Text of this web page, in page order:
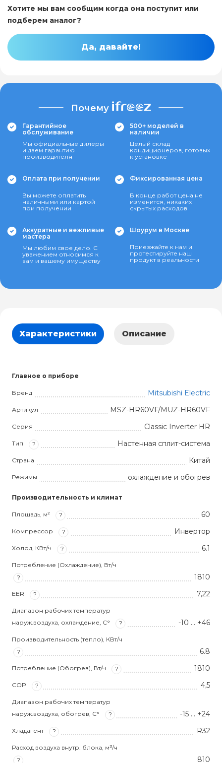
Хотите мы вам сообщим когда она поступит или
подберем аналог?
Да, давайте!
Почему
Гарантийное
обслуживание
Мы официальные дилеры
и даем гарантию
производителя
500+ моделей в
наличии
Целый склад
кондиционеров, готовых
к установке
Оплата при получении
Вы можете оплатить
наличными или картой
при получении
Фиксированная цена
В конце работ цена не
изменится, никаких
скрытых расходов
Аккуратные и вежливые
мастера
Мы любим свое дело. С
уважением относимся к
вам и вашему имуществу
Шоурум в Москве
Приезжайте к нам и
протестируйте наш
продукт в реальности
Характеристики Описание
Главное о приборе
Бренд Mitsubishi Electric
Артикул MSZ-HR60VF/MUZ-HR60VF
Серия Classic Inverter HR
Тип ? Настенная сплит-система
Страна Китай
Режимы охлаждение и обогрев
Производительность и климат
Площадь, м² ? 60
Компрессор ? Инвертор
Холод, КВт/ч ? 6.1
Потребление (Охлаждение), Вт/ч
?
1810
EER ? 7,22
Диапазон рабочих температур
наруж.воздуха, охлаждение, С°
? -10 … +46
Производительность (тепло), КВт/ч
?
6.8
Потребление (Обогрев), Вт/ч ? 1810
COP ? 4,5
Диапазон рабочих температур
наруж.воздуха, обогрев, С°
? -15 … +24
Хладагент ? R32
Расход воздуха внутр. блока, м³/ч
?
810